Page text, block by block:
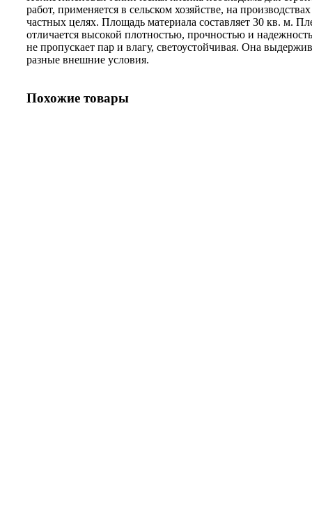
работ, применяется в сельском хозяйстве, на
частных целях. Площадь материала составляет 30 кв. м.
отличается высокой плотностью, прочностью и
не пропускает пар и влагу, светоустойчивая. Она
разные внешние условия.
Похожие товары